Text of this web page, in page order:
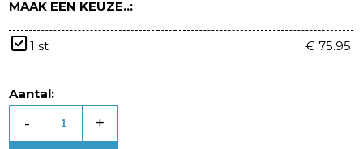
MAAK EEN KEUZE..:
1 st € 75.95
Aantal:
- +